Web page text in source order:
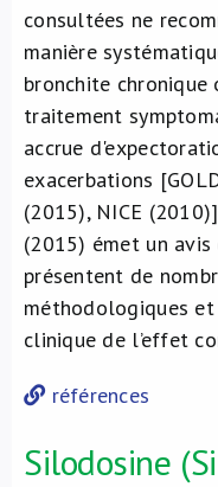
consultées ne
manière
bronchite chronique
traitement
accrue
exacerbations
(2015), NICE
(2015) émet un avis
présentent de
méthodologiques
clinique de l’effet
références
Silodosine